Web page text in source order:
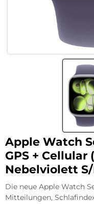
Apple Watch
GPS +
Nebelviolett
Die neue Apple Watch
Mitteilungen,